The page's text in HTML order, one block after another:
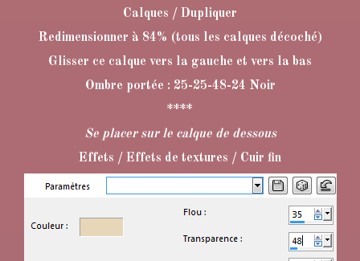
Calques / Dupliquer
Redimensionner à 84% (tous les calques décoché)
Glisser ce calque vers la gauche et vers la bas
Ombre portée : 25-25-48-24 Noir
****
Se placer sur le calque de dessous
Effets / Effets de textures / Cuir fin